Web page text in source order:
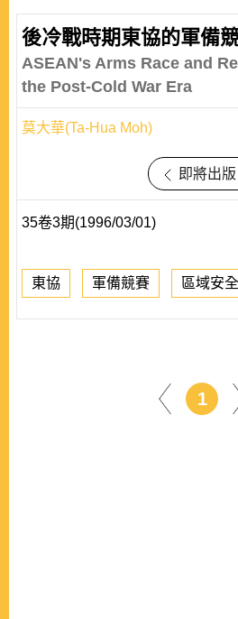
後冷戰時期東協的軍備
ASEAN's Arms Race and
the Post-Cold War Era
莫大華(Ta-Hua Moh)
即將出版
35卷3期(1996/03/01)
東協 軍備競賽 區域安全
1